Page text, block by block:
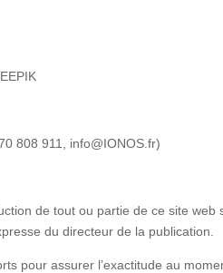
808 911, info@IONOS.fr)
de tout ou partie de ce site web
du directeur de la publication.
pour assurer l’exactitude au